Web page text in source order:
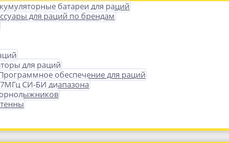
батареи для раций
для раций по брендам
для раций
обеспечение для раций
СИ-БИ диапазона